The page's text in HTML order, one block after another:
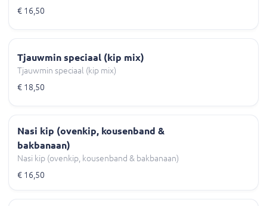
€ 16,50
Tjauwmin speciaal (kip mix)
Tjauwmin speciaal (kip mix)
€ 18,50
Nasi kip (ovenkip, kousenband &
bakbanaan)
Nasi kip (ovenkip, kousenband & bakbanaan)
€ 16,50